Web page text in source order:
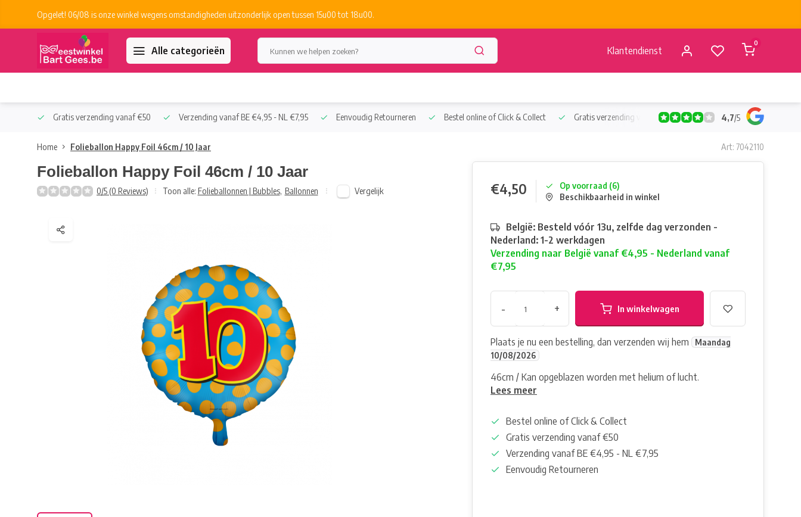
Opgelet! 06/08 is onze winkel wegens omstandigheden uitzonderlijk open tussen 15u00 tot 18u00.
Alle categorieën Klantendienst
0
Gratis verzending vanaf €50 Verzending vanaf BE €4,95 - NL €7,95 Eenvoudig Retourneren Bestel online of Click & Collect Gratis verzending vanaf €50 Verzending vanaf BE €4,95 -
4,7/5
Home Folieballon Happy Foil 46cm / 10 Jaar Art: 7042110
Folieballon Happy Foil 46cm / 10 Jaar
0/5 (0 Reviews) Toon alle: Folieballonnen | Bubbles, Ballonnen Vergelijk €4,50
Op voorraad (6)
Beschikbaarheid in winkel
België: Besteld vóór 13u, zelfde dag verzonden -
Nederland: 1-2 werkdagen
Verzending naar België vanaf €4,95 - Nederland vanaf
€7,95
- + In winkelwagen
Plaats je nu een bestelling, dan verzenden wij hem
Maandag
10/08/2026
46cm / Kan opgeblazen worden met helium of lucht.
Lees meer
Bestel online of Click & Collect
Gratis verzending vanaf €50
Verzending vanaf BE €4,95 - NL €7,95
Eenvoudig Retourneren